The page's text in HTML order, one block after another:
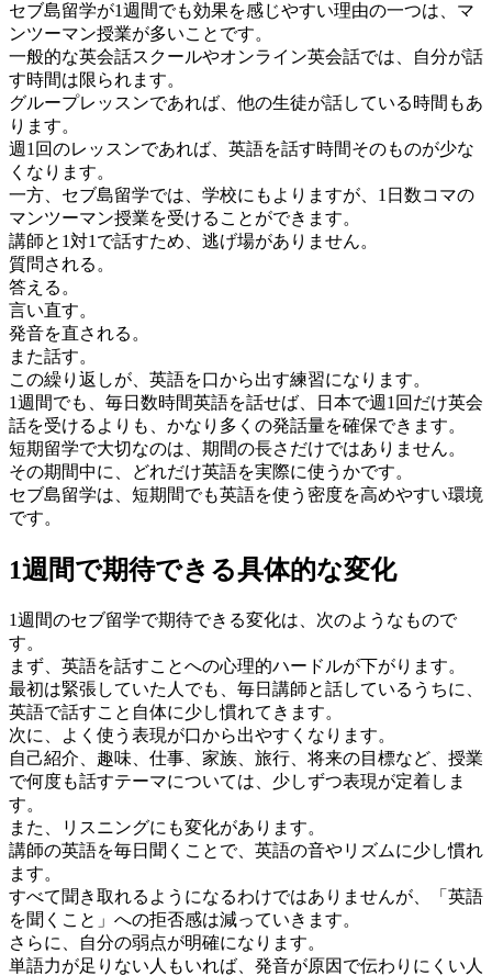
セブ島留学が1週間でも効果を感じやすい理由の一つは、マ
ンツーマン授業が多いことです。
一般的な英会話スクールやオンライン英会話では、自分が話
す時間は限られます。
グループレッスンであれば、他の生徒が話している時間もあ
ります。
週1回のレッスンであれば、英語を話す時間そのものが少な
くなります。
一方、セブ島留学では、学校にもよりますが、1日数コマの
マンツーマン授業を受けることができます。
講師と1対1で話すため、逃げ場がありません。
質問される。
答える。
言い直す。
発音を直される。
また話す。
この繰り返しが、英語を口から出す練習になります。
1週間でも、毎日数時間英語を話せば、日本で週1回だけ英会
話を受けるよりも、かなり多くの発話量を確保できます。
短期留学で大切なのは、期間の長さだけではありません。
その期間中に、どれだけ英語を実際に使うかです。
セブ島留学は、短期間でも英語を使う密度を高めやすい環境
です。
1週間で期待できる具体的な変化
1週間のセブ留学で期待できる変化は、次のようなもので
す。
まず、英語を話すことへの心理的ハードルが下がります。
最初は緊張していた人でも、毎日講師と話しているうちに、
英語で話すこと自体に少し慣れてきます。
次に、よく使う表現が口から出やすくなります。
自己紹介、趣味、仕事、家族、旅行、将来の目標など、授業
で何度も話すテーマについては、少しずつ表現が定着しま
す。
また、リスニングにも変化があります。
講師の英語を毎日聞くことで、英語の音やリズムに少し慣れ
ます。
すべて聞き取れるようになるわけではありませんが、「英語
を聞くこと」への拒否感は減っていきます。
さらに、自分の弱点が明確になります。
単語力が足りない人もいれば、発音が原因で伝わりにくい人